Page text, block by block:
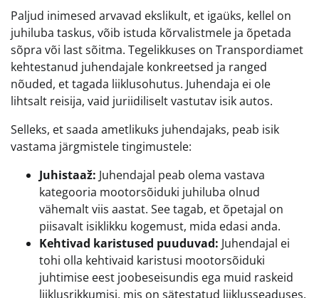
Paljud inimesed arvavad ekslikult, et igaüks, kellel on
juhiluba taskus, võib istuda kõrvalistmele ja õpetada
sõpra või last sõitma. Tegelikkuses on Transpordiamet
kehtestanud juhendajale konkreetsed ja ranged
nõuded, et tagada liiklusohutus. Juhendaja ei ole
lihtsalt reisija, vaid juriidiliselt vastutav isik autos.
Selleks, et saada ametlikuks juhendajaks, peab isik
vastama järgmistele tingimustele:
Juhistaaž: Juhendajal peab olema vastava
kategooria mootorsõiduki juhiluba olnud
vähemalt viis aastat. See tagab, et õpetajal on
piisavalt isiklikku kogemust, mida edasi anda.
Kehtivad karistused puuduvad: Juhendajal ei
tohi olla kehtivaid karistusi mootorsõiduki
juhtimise eest joobeseisundis ega muid raskeid
liiklusrikkumisi, mis on sätestatud liiklusseaduses.